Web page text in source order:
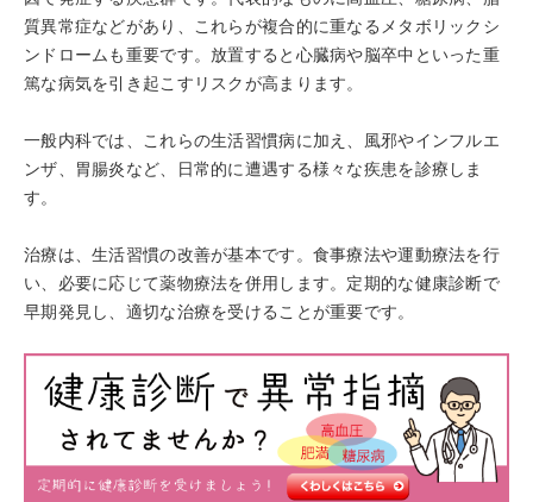
質異常症などがあり、これらが複合的に重なるメタボリックシ
ンドロームも重要です。放置すると心臓病や脳卒中といった重
篤な病気を引き起こすリスクが高まります。
一般内科では、これらの生活習慣病に加え、風邪やインフルエ
ンザ、胃腸炎など、日常的に遭遇する様々な疾患を診療しま
す。
治療は、生活習慣の改善が基本です。食事療法や運動療法を行
い、必要に応じて薬物療法を併用します。定期的な健康診断で
早期発見し、適切な治療を受けることが重要です。